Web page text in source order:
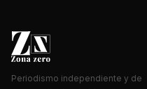
Periodismo independiente y de